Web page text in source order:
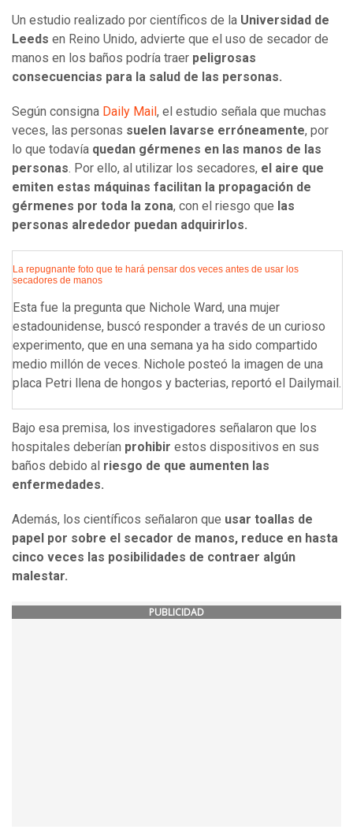
Un estudio realizado por científicos de la Universidad de
Leeds en Reino Unido, advierte que el uso de secador de
manos en los baños podría traer peligrosas
consecuencias para la salud de las personas.
Según consigna Daily Mail , el estudio señala que muchas
veces, las personas suelen lavarse erróneamente, por
lo que todavía quedan gérmenes en las manos de las
personas. Por ello, al utilizar los secadores, el aire que
emiten estas máquinas facilitan la propagación de
gérmenes por toda la zona, con el riesgo que las
personas alrededor puedan adquirirlos.
La repugnante foto que te hará pensar dos veces antes de usar los
secadores de manos
Esta fue la pregunta que Nichole Ward, una mujer
estadounidense, buscó responder a través de un curioso
experimento, que en una semana ya ha sido compartido
medio millón de veces. Nichole posteó la imagen de una
placa Petri llena de hongos y bacterias, reportó el Dailymail.
Bajo esa premisa, los investigadores señalaron que los
hospitales deberían prohibir estos dispositivos en sus
baños debido al riesgo de que aumenten las
enfermedades.
Además, los científicos señalaron que usar toallas de
papel por sobre el secador de manos, reduce en hasta
cinco veces las posibilidades de contraer algún
malestar.
PUBLICIDAD